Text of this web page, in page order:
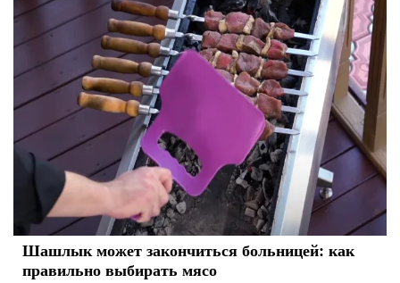
Шашлык может закончиться больницей: как
правильно выбирать мясо